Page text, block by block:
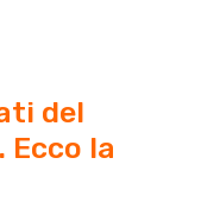
del
Ecco la